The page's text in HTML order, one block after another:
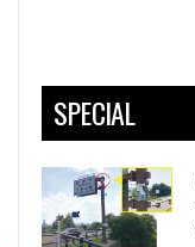
SPECIAL